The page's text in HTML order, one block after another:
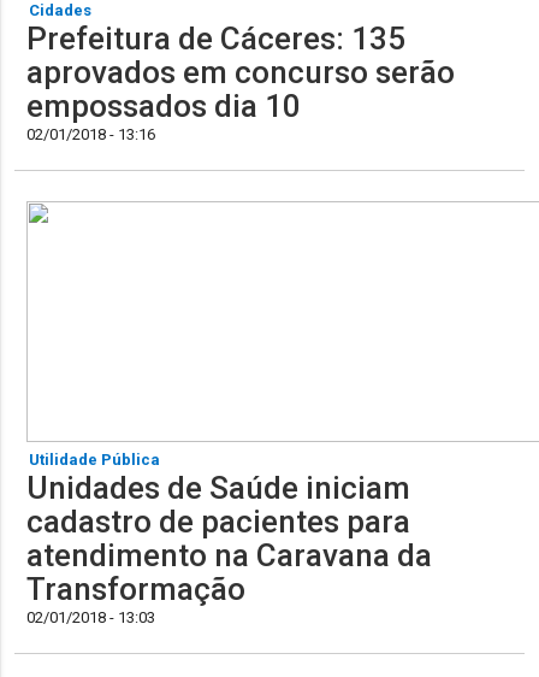
Cidades
Prefeitura de Cáceres: 135
aprovados em concurso serão
empossados dia 10
02/01/2018 - 13:16
Utilidade Pública
Unidades de Saúde iniciam
cadastro de pacientes para
atendimento na Caravana da
Transformação
02/01/2018 - 13:03